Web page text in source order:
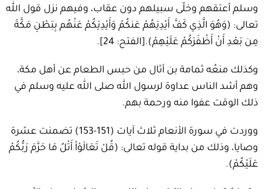
وسلم أعتقهم وخلّى سبيلهم دون عقاب، وفيهم نزل قول الله
تعالى: (وَهُوَ الَّذِي كَفَّ أَيْدِيَهُمْ عَنكُمْ وَأَيْدِيَكُمْ عَنْهُم بِبَطْنِ مَكَّةَ
مِن بَعْدِ أَنْ أَظْفَرَكُمْ عَلَيْهِمْ).[الفتح: 24].
وكذلك منعُه ثمامة بن أثال من حبس الطعام عن أهل مكة،
وهم أشد الناس عداوة لرسول الله صلى الله عليه وسلم في
ذلك الوقت عفوا منه ورحمة بهم.
ووردت في سورة الأنعام ثلاث آيات (151-153) تضمنت عشرة
وصايا، وذلك من بداية قوله تعالى: (قُلْ تَعَالَوْاْ أَتْلُ مَا حَرَّمَ رَبُّكُمْ
عَلَيْكُمْ).